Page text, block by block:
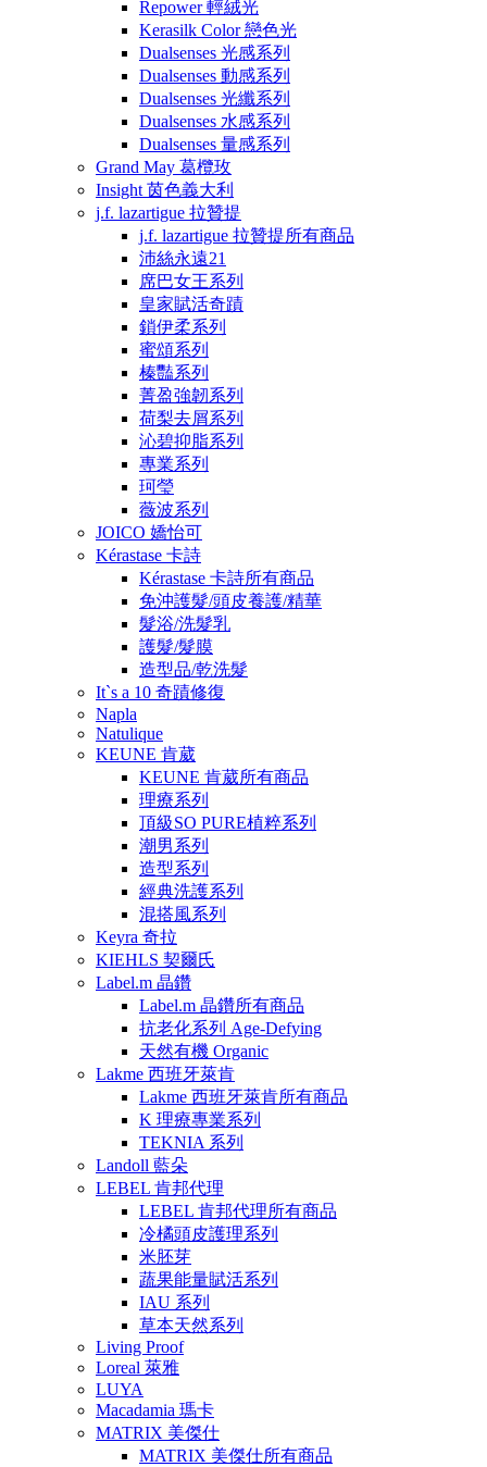
Repower 輕絨光
Kerasilk Color 戀色光
Dualsenses 光感系列
Dualsenses 動感系列
Dualsenses 光纖系列
Dualsenses 水感系列
Dualsenses 量感系列
Grand May 葛欖玫
Insight 茵色義大利
j.f. lazartigue 拉贊提
j.f. lazartigue 拉贊提所有商品
沛絲永遠21
席巴女王系列
皇家賦活奇蹟
鎖伊柔系列
蜜頌系列
榛豔系列
菁盈強韌系列
荷梨去屑系列
沁碧抑脂系列
專業系列
珂瑩
薇波系列
JOICO 嬌怡可
Kérastase 卡詩
Kérastase 卡詩所有商品
免沖護髮/頭皮養護/精華
髮浴/洗髮乳
護髮/髮膜
造型品/乾洗髮
It`s a 10 奇蹟修復
Napla
Natulique
KEUNE 肯葳
KEUNE 肯葳所有商品
理療系列
頂級SO PURE植粹系列
潮男系列
造型系列
經典洗護系列
混搭風系列
Keyra 奇拉
KIEHLS 契爾氏
Label.m 晶鑽
Label.m 晶鑽所有商品
抗老化系列 Age-Defying
天然有機 Organic
Lakme 西班牙萊肯
Lakme 西班牙萊肯所有商品
K 理療專業系列
TEKNIA 系列
Landoll 藍朵
LEBEL 肯邦代理
LEBEL 肯邦代理所有商品
冷橘頭皮護理系列
米胚芽
蔬果能量賦活系列
IAU 系列
草本天然系列
Living Proof
Loreal 萊雅
LUYA
Macadamia 瑪卡
MATRIX 美傑仕
MATRIX 美傑仕所有商品